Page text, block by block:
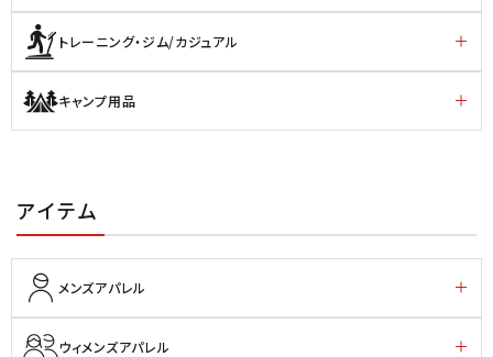
トレーニング・ジム/カジュアル
キャンプ用品
アイテム
メンズアパレル
ウィメンズアパレル